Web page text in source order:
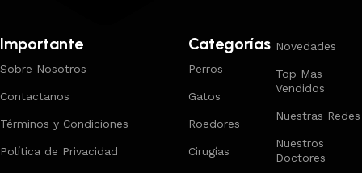
Importante
Sobre Nosotros
Contactanos
Términos y Condiciones
Política de Privacidad
Categorías
Perros
Gatos
Roedores
Cirugías
Novedades
Top Mas
Vendidos
Nuestras Redes
Nuestros
Doctores